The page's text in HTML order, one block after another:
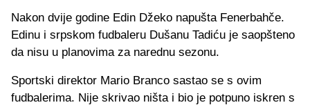
Nakon dvije godine Edin Džeko napušta Fenerbahče.
Edinu i srpskom fudbaleru Dušanu Tadiću je saopšteno
da nisu u planovima za narednu sezonu.
Sportski direktor Mario Branco sastao se s ovim
fudbalerima. Nije skrivao ništa i bio je potpuno iskren s